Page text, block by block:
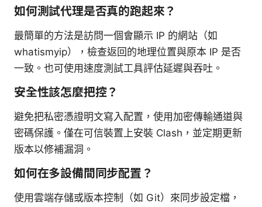
如何測試代理是否真的跑起來？
最簡單的方法是訪問一個會顯示 IP 的網站（如
whatismyip），檢查返回的地理位置與原本 IP 是否
一致。也可使用速度測試工具評估延遲與吞吐。
安全性該怎麼把控？
避免把私密憑證明文寫入配置，使用加密傳輸通道與
密碼保護。僅在可信裝置上安裝 Clash，並定期更新
版本以修補漏洞。
如何在多設備間同步配置？
使用雲端存儲或版本控制（如 Git）來同步設定檔，